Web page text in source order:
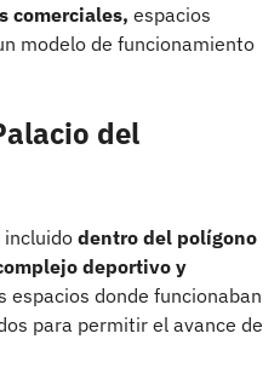
comerciales, espacios
modelo de funcionamiento
del
incluido dentro del polígono
deportivo y
espacios donde funcionaban
para permitir el avance de